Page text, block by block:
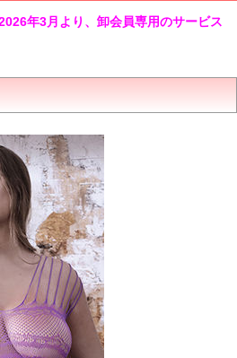
年3月より、卸会員専用のサービス